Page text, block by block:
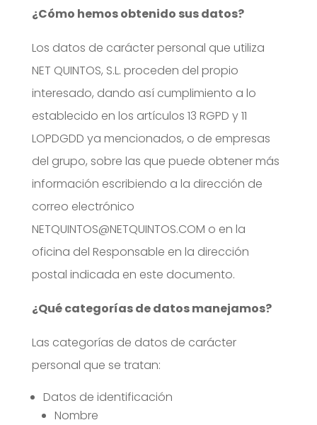
¿Cómo hemos obtenido sus datos?
Los datos de carácter personal que utiliza
NET QUINTOS, S.L. proceden del propio
interesado, dando así cumplimiento a lo
establecido en los artículos 13 RGPD y 11
LOPDGDD ya mencionados, o de empresas
del grupo, sobre las que puede obtener más
información escribiendo a la dirección de
correo electrónico
NETQUINTOS@NETQUINTOS.COM o en la
oficina del Responsable en la dirección
postal indicada en este documento.
¿Qué categorías de datos manejamos?
Las categorías de datos de carácter
personal que se tratan:
Datos de identificación
Nombre